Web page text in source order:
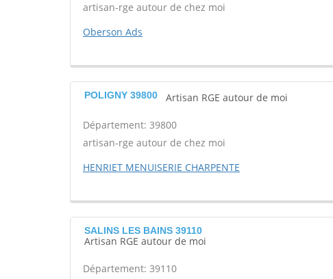
artisan-rge autour de chez moi
Oberson Ads
POLIGNY 39800 Artisan RGE autour de moi
Département: 39800
artisan-rge autour de chez moi
HENRIET MENUISERIE CHARPENTE
SALINS LES BAINS 39110
Artisan RGE autour de moi
Département: 39110